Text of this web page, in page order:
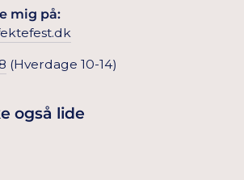
mig på:
(Hverdage 10-14)
også lide